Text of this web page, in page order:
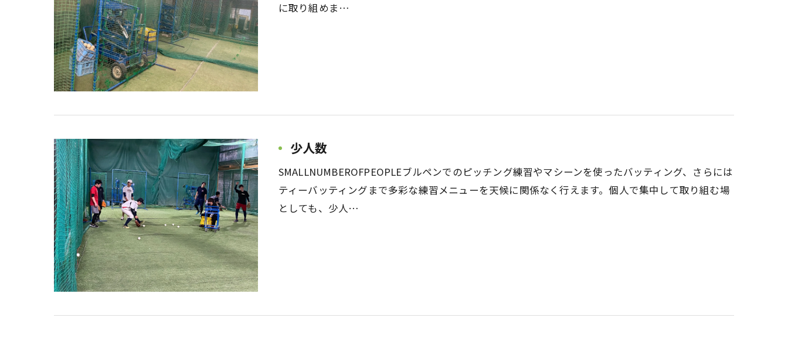
に取り組めま…
少人数
SMALLNUMBEROFPEOPLEブルペンでのピッチング練習やマシーンを使ったバッティング、さらには
ティーバッティングまで多彩な練習メニューを天候に関係なく行えます。個人で集中して取り組む場
としても、少人…